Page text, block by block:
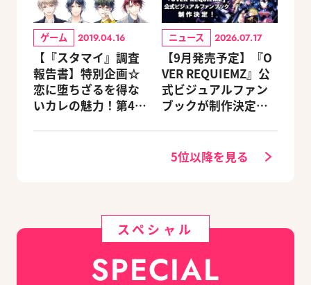
ゲーム 2019.04.16
【『スタマイ』調査
報告書】特別企画☆
恋に堕ちざるを得な
いカレの魅力！第4
ニュース 2026.07.17
【9月発売予定】『O
VER REQUIEMZ』公
式ビジュアルファン
ブックが制作決定！
定セットも同時発売
5位以降を見る
スペシャル
SPECIAL